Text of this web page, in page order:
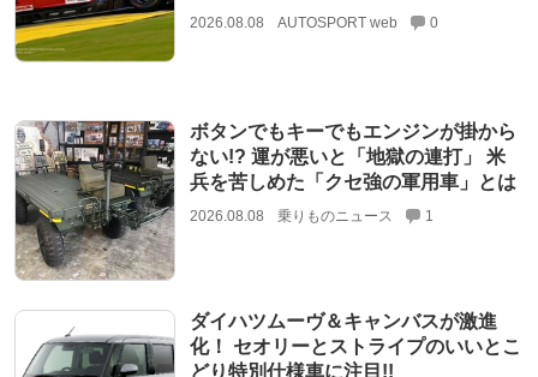
2026.08.08 AUTOSPORT web 0
ボタンでもキーでもエンジンが掛から
ない!? 運が悪いと「地獄の連打」 米
兵を苦しめた「クセ強の軍用車」とは
2026.08.08 乗りものニュース 1
ダイハツムーヴ＆キャンバスが激進
化！ セオリーとストライプのいいとこ
どり特別仕様車に注目!!